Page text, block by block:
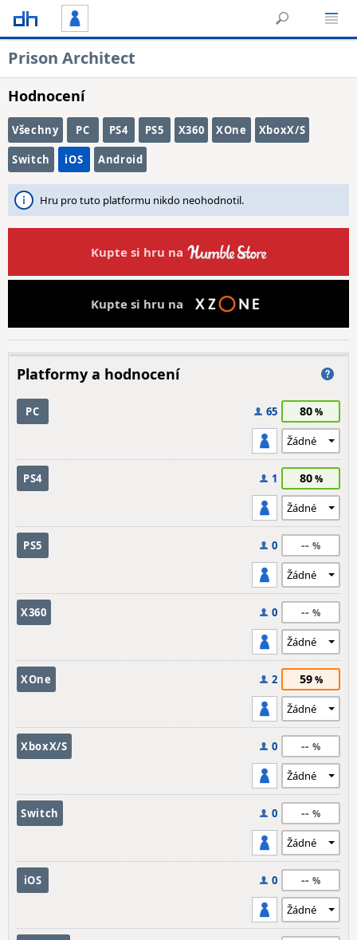
Prison Architect
Hodnocení
Všechny PC PS4 PS5 X360 XOne XboxX/S
Switch iOS Android
Hru pro tuto platformu nikdo neohodnotil.
Kupte si hru na
Kupte si hru na
Platformy a hodnocení
PC 65 80
PS4 1 80
PS5 0 --
X360 0 --
XOne 2 59
XboxX/S 0 --
Switch 0 --
iOS 0 --